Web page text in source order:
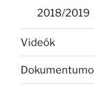
2018/2019
Videók